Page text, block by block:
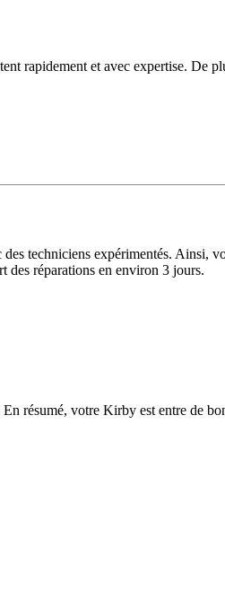
rapidement et avec expertise. De
techniciens expérimentés. Ainsi,
des réparations en environ 3 jours.
résumé, votre Kirby est entre de